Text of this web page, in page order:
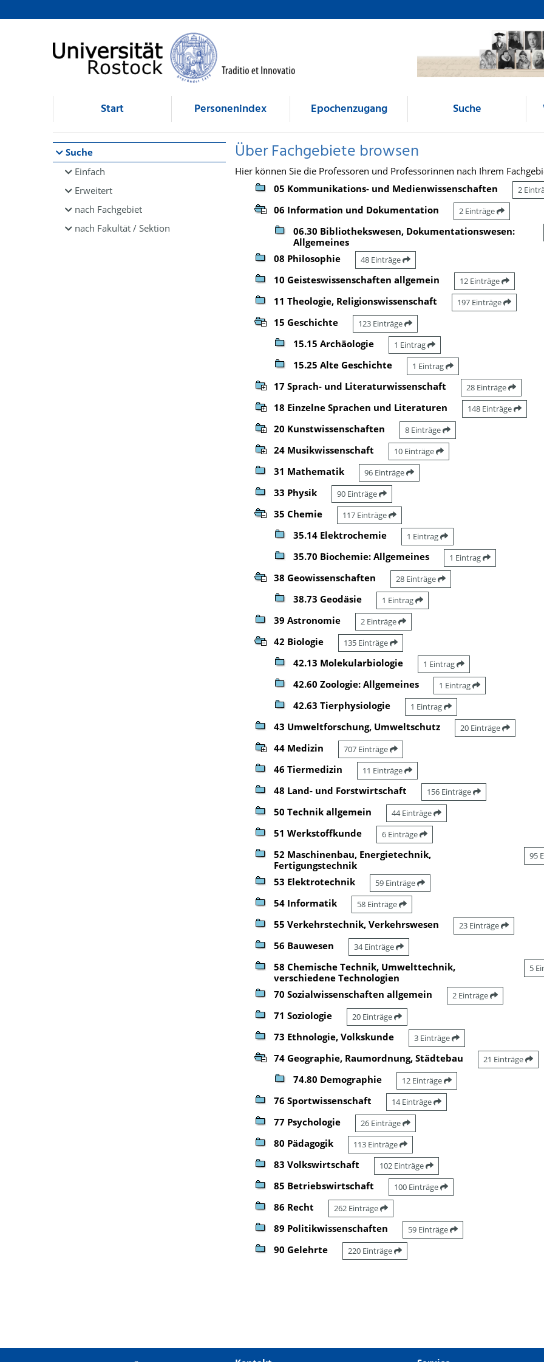
Browsen
direkt zum Inhalt
Start Personenindex Epochenzugang Suche
Suche
Einfach
Erweitert
nach Fachgebiet
nach Fakultät / Sektion
Über Fachgebiete browsen
Hier können Sie die Professoren und Professorinnen nach Ihrem
05 Kommunikations- und Medienwissenschaften
2
06 Information und Dokumentation 2 Einträge
06.30 Bibliothekswesen, Dokumentationswesen:
Allgemeines
08 Philosophie 48 Einträge
10 Geisteswissenschaften allgemein 12 Einträge
11 Theologie, Religionswissenschaft 197 Einträge
15 Geschichte 123 Einträge
15.15 Archäologie 1 Eintrag
15.25 Alte Geschichte 1 Eintrag
17 Sprach- und Literaturwissenschaft 28 Einträge
18 Einzelne Sprachen und Literaturen 148 Einträge
20 Kunstwissenschaften 8 Einträge
24 Musikwissenschaft 10 Einträge
31 Mathematik 96 Einträge
33 Physik 90 Einträge
35 Chemie 117 Einträge
35.14 Elektrochemie 1 Eintrag
35.70 Biochemie: Allgemeines 1 Eintrag
38 Geowissenschaften 28 Einträge
38.73 Geodäsie 1 Eintrag
39 Astronomie 2 Einträge
42 Biologie 135 Einträge
42.13 Molekularbiologie 1 Eintrag
42.60 Zoologie: Allgemeines 1 Eintrag
42.63 Tierphysiologie 1 Eintrag
43 Umweltforschung, Umweltschutz 20 Einträge
44 Medizin 707 Einträge
46 Tiermedizin 11 Einträge
48 Land- und Forstwirtschaft 156 Einträge
50 Technik allgemein 44 Einträge
51 Werkstoffkunde 6 Einträge
52 Maschinenbau, Energietechnik,
Fertigungstechnik
95
53 Elektrotechnik 59 Einträge
54 Informatik 58 Einträge
55 Verkehrstechnik, Verkehrswesen 23 Einträge
56 Bauwesen 34 Einträge
58 Chemische Technik, Umwelttechnik,
verschiedene Technologien
5
70 Sozialwissenschaften allgemein 2 Einträge
71 Soziologie 20 Einträge
73 Ethnologie, Volkskunde 3 Einträge
74 Geographie, Raumordnung, Städtebau 21 Einträge
74.80 Demographie 12 Einträge
76 Sportwissenschaft 14 Einträge
77 Psychologie 26 Einträge
80 Pädagogik 113 Einträge
83 Volkswirtschaft 102 Einträge
85 Betriebswirtschaft 100 Einträge
86 Recht 262 Einträge
89 Politikwissenschaften 59 Einträge
90 Gelehrte 220 Einträge